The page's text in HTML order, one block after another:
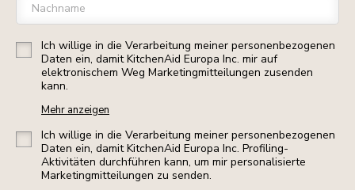
Nachname
Ich willige in die Verarbeitung meiner personenbezogenen
Daten ein, damit KitchenAid Europa Inc. mir auf
elektronischem Weg Marketingmitteilungen zusenden
kann.
Mehr anzeigen
Ich willige in die Verarbeitung meiner personenbezogenen
Daten ein, damit KitchenAid Europa Inc. Profiling-
Aktivitäten durchführen kann, um mir personalisierte
Marketingmitteilungen zu senden.